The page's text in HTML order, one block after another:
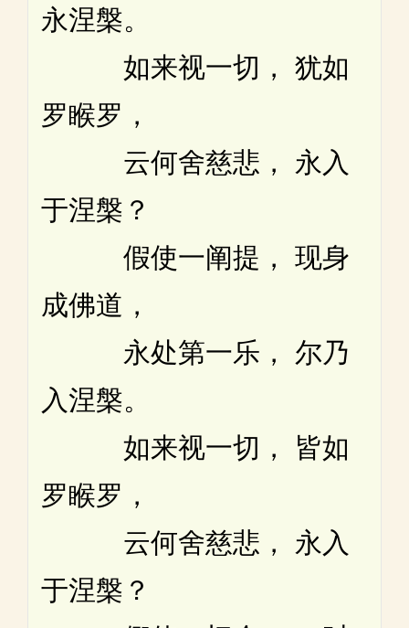
永涅槃。
如来视一切， 犹如
罗睺罗，
云何舍慈悲， 永入
于涅槃？
假使一阐提， 现身
成佛道，
永处第一乐， 尔乃
入涅槃。
如来视一切， 皆如
罗睺罗，
云何舍慈悲， 永入
于涅槃？